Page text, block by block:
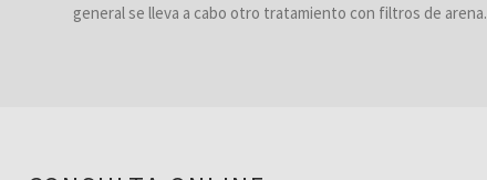
general se lleva a cabo otro tratamiento con filtros de arena.